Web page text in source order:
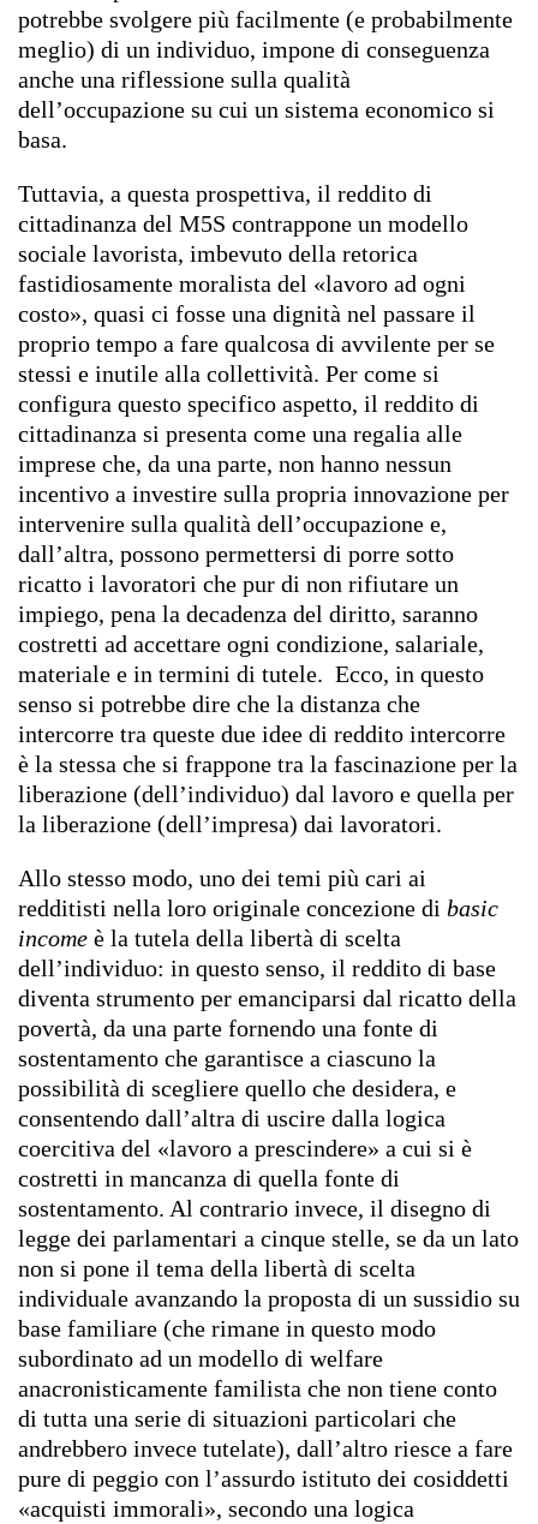
potrebbe svolgere più facilmente (e probabilmente
meglio) di un individuo, impone di conseguenza
anche una riflessione sulla qualità
dell’occupazione su cui un sistema economico si
basa.
Tuttavia, a questa prospettiva, il reddito di
cittadinanza del M5S contrappone un modello
sociale lavorista, imbevuto della retorica
fastidiosamente moralista del «lavoro ad ogni
costo», quasi ci fosse una dignità nel passare il
proprio tempo a fare qualcosa di avvilente per se
stessi e inutile alla collettività. Per come si
configura questo specifico aspetto, il reddito di
cittadinanza si presenta come una regalia alle
imprese che, da una parte, non hanno nessun
incentivo a investire sulla propria innovazione per
intervenire sulla qualità dell’occupazione e,
dall’altra, possono permettersi di porre sotto
ricatto i lavoratori che pur di non rifiutare un
impiego, pena la decadenza del diritto, saranno
costretti ad accettare ogni condizione, salariale,
materiale e in termini di tutele. Ecco, in questo
senso si potrebbe dire che la distanza che
intercorre tra queste due idee di reddito intercorre
è la stessa che si frappone tra la fascinazione per la
liberazione (dell’individuo) dal lavoro e quella per
la liberazione (dell’impresa) dai lavoratori.
Allo stesso modo, uno dei temi più cari ai
redditisti nella loro originale concezione di basic
income è la tutela della libertà di scelta
dell’individuo: in questo senso, il reddito di base
diventa strumento per emanciparsi dal ricatto della
povertà, da una parte fornendo una fonte di
sostentamento che garantisce a ciascuno la
possibilità di scegliere quello che desidera, e
consentendo dall’altra di uscire dalla logica
coercitiva del «lavoro a prescindere» a cui si è
costretti in mancanza di quella fonte di
sostentamento. Al contrario invece, il disegno di
legge dei parlamentari a cinque stelle, se da un lato
non si pone il tema della libertà di scelta
individuale avanzando la proposta di un sussidio su
base familiare (che rimane in questo modo
subordinato ad un modello di welfare
anacronisticamente familista che non tiene conto
di tutta una serie di situazioni particolari che
andrebbero invece tutelate), dall’altro riesce a fare
pure di peggio con l’assurdo istituto dei cosiddetti
«acquisti immorali», secondo una logica